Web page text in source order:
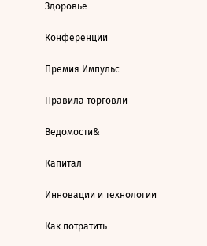
Здоровье
Конференции
Премия Импульс
Правила торговли
Ведомости&
Капитал
Инновации и технологии
Как потратить